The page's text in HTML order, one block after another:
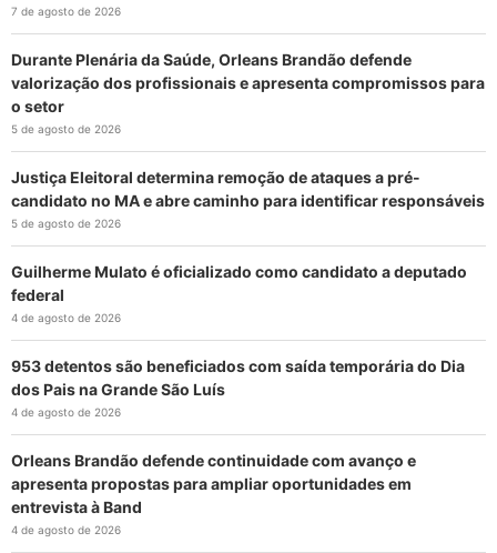
7 de agosto de 2026
Durante Plenária da Saúde, Orleans Brandão defende
valorização dos profissionais e apresenta compromissos para
o setor
5 de agosto de 2026
Justiça Eleitoral determina remoção de ataques a pré-
candidato no MA e abre caminho para identificar responsáveis
5 de agosto de 2026
Guilherme Mulato é oficializado como candidato a deputado
federal
4 de agosto de 2026
953 detentos são beneficiados com saída temporária do Dia
dos Pais na Grande São Luís
4 de agosto de 2026
Orleans Brandão defende continuidade com avanço e
apresenta propostas para ampliar oportunidades em
entrevista à Band
4 de agosto de 2026